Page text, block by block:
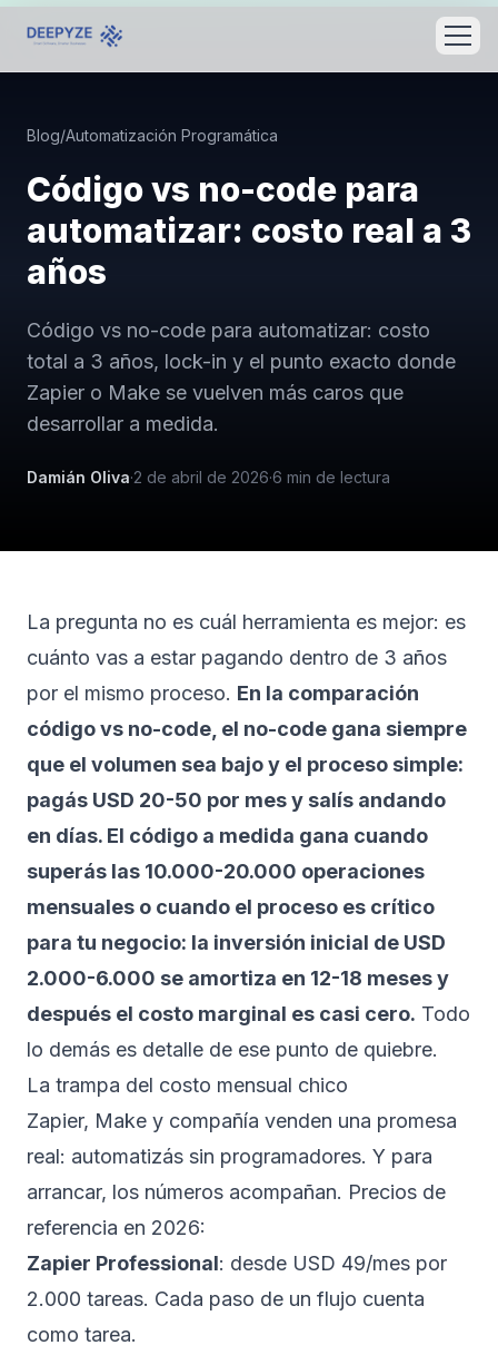
Blog/Automatización Programática
Código vs no-code para
automatizar: costo real a 3
años
Código vs no-code para automatizar: costo
total a 3 años, lock-in y el punto exacto donde
Zapier o Make se vuelven más caros que
desarrollar a medida.
Damián Oliva·2 de abril de 2026·6 min de lectura
La pregunta no es cuál herramienta es mejor: es
cuánto vas a estar pagando dentro de 3 años
por el mismo proceso. En la comparación
código vs no-code, el no-code gana siempre
que el volumen sea bajo y el proceso simple:
pagás USD 20-50 por mes y salís andando
en días. El código a medida gana cuando
superás las 10.000-20.000 operaciones
mensuales o cuando el proceso es crítico
para tu negocio: la inversión inicial de USD
2.000-6.000 se amortiza en 12-18 meses y
después el costo marginal es casi cero. Todo
lo demás es detalle de ese punto de quiebre.
La trampa del costo mensual chico
Zapier, Make y compañía venden una promesa
real: automatizás sin programadores. Y para
arrancar, los números acompañan. Precios de
referencia en 2026:
Zapier Professional: desde USD 49/mes por
2.000 tareas. Cada paso de un flujo cuenta
como tarea.